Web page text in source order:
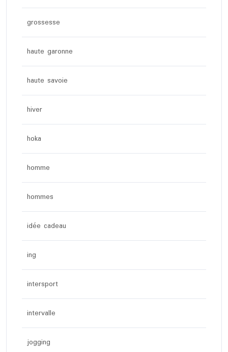
grossesse
haute garonne
haute savoie
hiver
hoka
homme
hommes
idée cadeau
ing
intersport
intervalle
jogging